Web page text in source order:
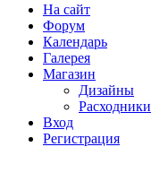
На сайт
Форум
Календарь
Галерея
Магазин
Дизайны
Расходники
Вход
Регистрация